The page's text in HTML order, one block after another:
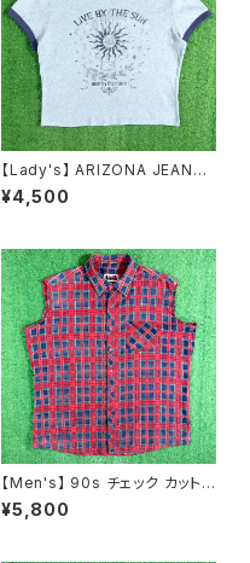
【Lady's】 ARIZONA JEANS
CO サン・ムーン モチーフ リン
ガー Tシャツ / ティーシャツ T-
¥4,500
【Men's】 90s チェック カットオ
フ フランネル ノースリーブ シャ
ツ / 90年代 ベスト 古着 ネルシ
¥5,800